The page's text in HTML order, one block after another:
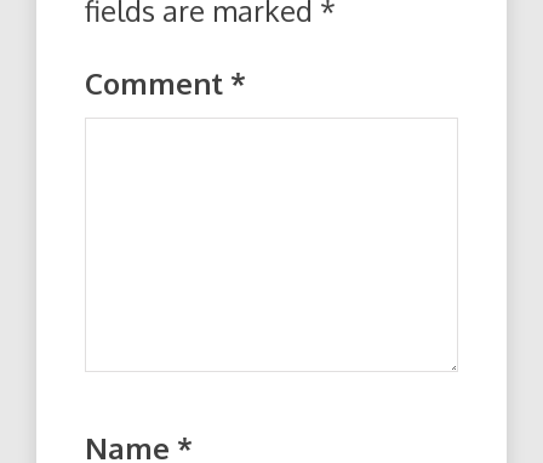
fields are marked *
Comment *
Name *